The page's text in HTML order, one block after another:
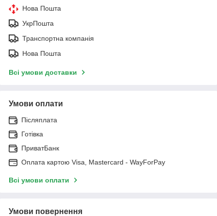
Нова Пошта
УкрПошта
Транспортна компанія
Нова Пошта
Всі умови доставки
Умови оплати
Післяплата
Готівка
ПриватБанк
Оплата картою Visa, Mastercard - WayForPay
Всі умови оплати
Умови повернення